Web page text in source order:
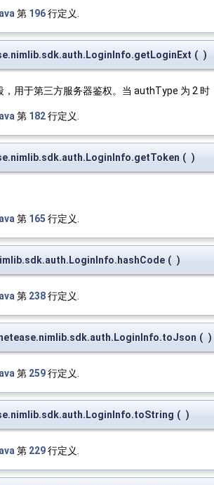
第 196行定义.
( )
，用于第三方服务器鉴权。当 authType 为 2 时
第 182行定义.
( )
第 165 行定义.
( )
第 238行定义.
( )
第 259行定义.
( )
第 229行定义.